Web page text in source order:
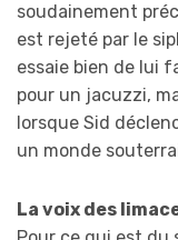
soudainement
est rejeté par le
essaie bien de lui
pour un jacuzzi,
lorsque Sid
un monde
La voix des